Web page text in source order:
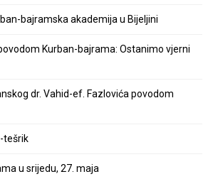
bajramska akademija u Bijeljini
Kurban-bajrama: Ostanimo vjerni
dr. Vahid-ef. Fazlovića povodom
tešrik
u srijedu, 27. maja